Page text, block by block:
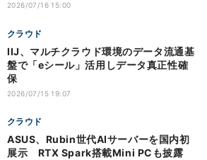
2026/07/16 15:00
クラウド
IIJ、マルチクラウド環境のデータ流通基
盤で「eシール」活用しデータ真正性確
保
2026/07/15 19:07
クラウド
ASUS、Rubin世代AIサーバーを国内初
展示 RTX Spark搭載Mini PCも披露